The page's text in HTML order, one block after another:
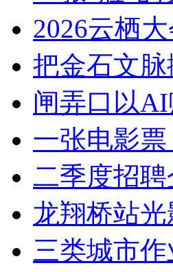
2026云栖
把金石文脉
闸弄口以
一张电影
二季度招
龙翔桥站
三类城市